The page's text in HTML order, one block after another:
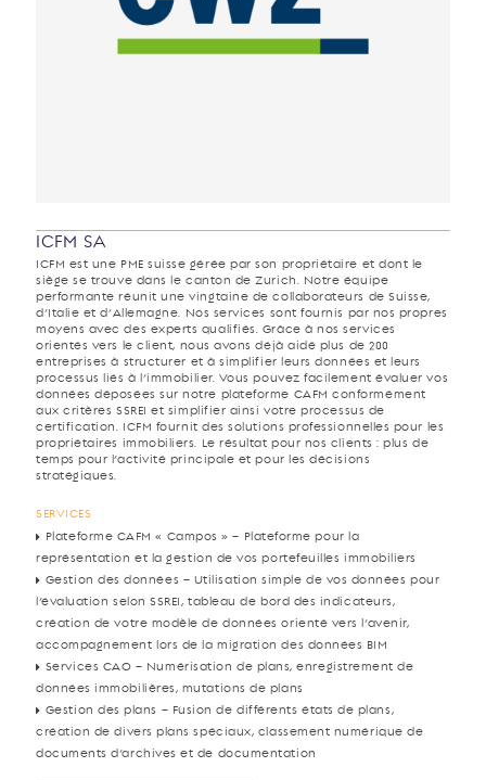
ICFM SA
ICFM est une PME suisse gérée par son propriétaire et dont le
siège se trouve dans le canton de Zurich. Notre équipe
performante réunit une vingtaine de collaborateurs de Suisse,
d’Italie et d’Allemagne. Nos services sont fournis par nos propres
moyens avec des experts qualifiés. Grâce à nos services
orientés vers le client, nous avons déjà aidé plus de 200
entreprises à structurer et à simplifier leurs données et leurs
processus liés à l’immobilier. Vous pouvez facilement évaluer vos
données déposées sur notre plateforme CAFM conformément
aux critères SSREI et simplifier ainsi votre processus de
certification. ICFM fournit des solutions professionnelles pour les
propriétaires immobiliers. Le résultat pour nos clients : plus de
temps pour l’activité principale et pour les décisions
stratégiques.
SERVICES
Plateforme CAFM « Campos » – Plateforme pour la
représentation et la gestion de vos portefeuilles immobiliers
Gestion des données – Utilisation simple de vos données pour
l’évaluation selon SSREI, tableau de bord des indicateurs,
création de votre modèle de données orienté vers l’avenir,
accompagnement lors de la migration des données BIM
Services CAO – Numérisation de plans, enregistrement de
données immobilières, mutations de plans
Gestion des plans – Fusion de différents états de plans,
création de divers plans spéciaux, classement numérique de
documents d’archives et de documentation